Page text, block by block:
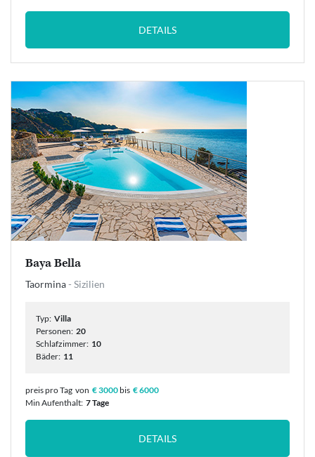
DETAILS
Baya Bella
Taormina- Sizilien
Typ: Villa
Personen: 20
Schlafzimmer: 10
Bäder: 11
preis pro Tag von € 3000 bis € 6000
Min Aufenthalt: 7 Tage
DETAILS